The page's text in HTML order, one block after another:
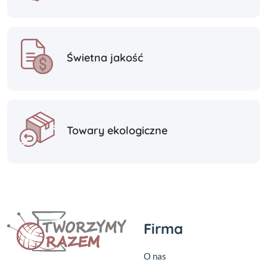
Świetna jakość
Towary ekologiczne
Firma
O nas